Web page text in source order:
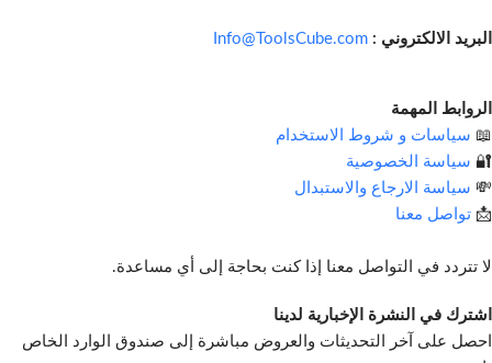
البريد الالكتروني : Info@ToolsCube.com
الروابط المهمة
📖 سياسات و شروط الاستخدام
🔐 سياسة الخصوصية
💸 سياسة الارجاع والاستبدال
📩 تواصل معنا
لا تتردد في التواصل معنا إذا كنت بحاجة إلى أي مساعدة.
اشترك في النشرة الإخبارية لدينا
احصل على آخر التحديثات والعروض مباشرة إلى صندوق الوارد الخاص